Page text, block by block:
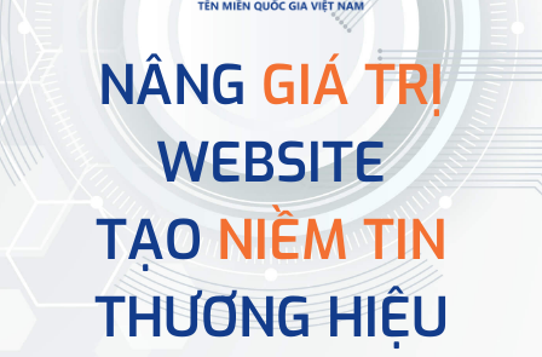
NÂNG GIÁ TRỊ
WEBSITE
TẠONIỀM TIN
THƯƠNG HIỆU